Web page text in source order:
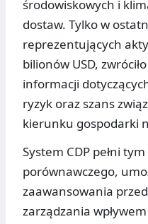
środowiskowych i
dostaw. Tylko w
reprezentujących
bilionów USD,
informacji
ryzyk oraz szans
kierunku gospodarki
System CDP pełni
porównawczego,
zaawansowania
zarządzania